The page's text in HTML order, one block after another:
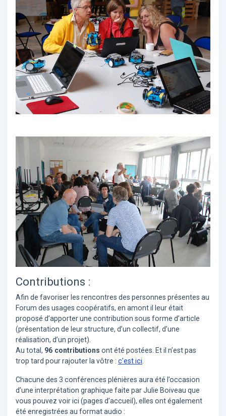
Contributions :
Afin de favoriser les rencontres des personnes présentes au
Forum des usages coopératifs, en amont il leur était
proposé d’apporter une contribution sous forme d’article
(présentation de leur structure, d’un collectif, d’une
réalisation, d’un projet).
Au total, 96 contributions ont été postées. Et il n’est pas
trop tard pour rajouter la vôtre : c’est ici
Chacune des 3 conférences plénières aura été l’occasion
d’une interprétation graphique faite par Julie Boiveau que
vous pouvez voir ici (pages d’accueil), elles ont également
été enregistrées au format audio :